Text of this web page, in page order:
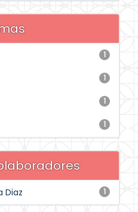
1
1
1
1
1
Diaz